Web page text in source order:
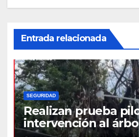
Entrada relacionada
SEGURIDAD
Realizan prueba
intervención al